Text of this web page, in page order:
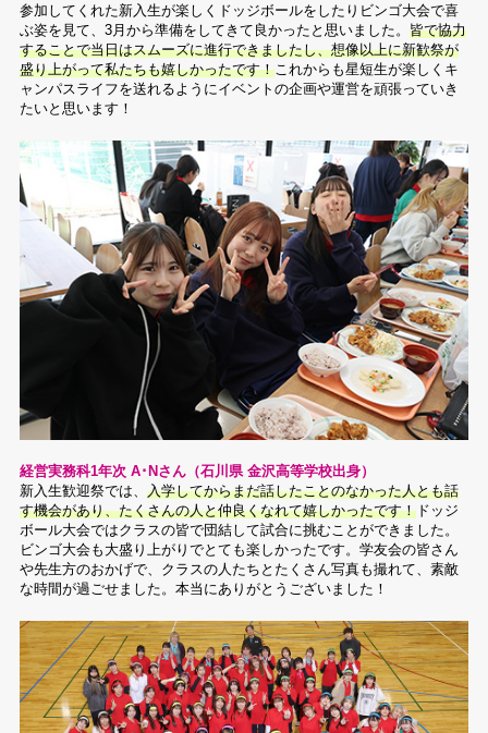
参加してくれた新入生が楽しくドッジボールをしたりビンゴ大会で喜
ぶ姿を見て、3月から準備をしてきて良かったと思いました。 皆で協力
することで当日はスムーズに進行できましたし、想像以上に新歓祭が
盛り上がって私たちも嬉しかったです！これからも星短生が楽しくキ
ャンパスライフを送れるようにイベントの企画や運営を頑張っていき
たいと思います！
経営実務科1年次 A･Nさん（石川県 金沢高等学校出身）
新入生歓迎祭では、 入学してからまだ話したことのなかった人とも話
す機会があり、たくさんの人と仲良くなれて嬉しかったです！ドッジ
ボール大会ではクラスの皆で団結して試合に挑むことができました。
ビンゴ大会も大盛り上がりでとても楽しかったです。学友会の皆さん
や先生方のおかげで、クラスの人たちとたくさん写真も撮れて、素敵
な時間が過ごせました。本当にありがとうございました！